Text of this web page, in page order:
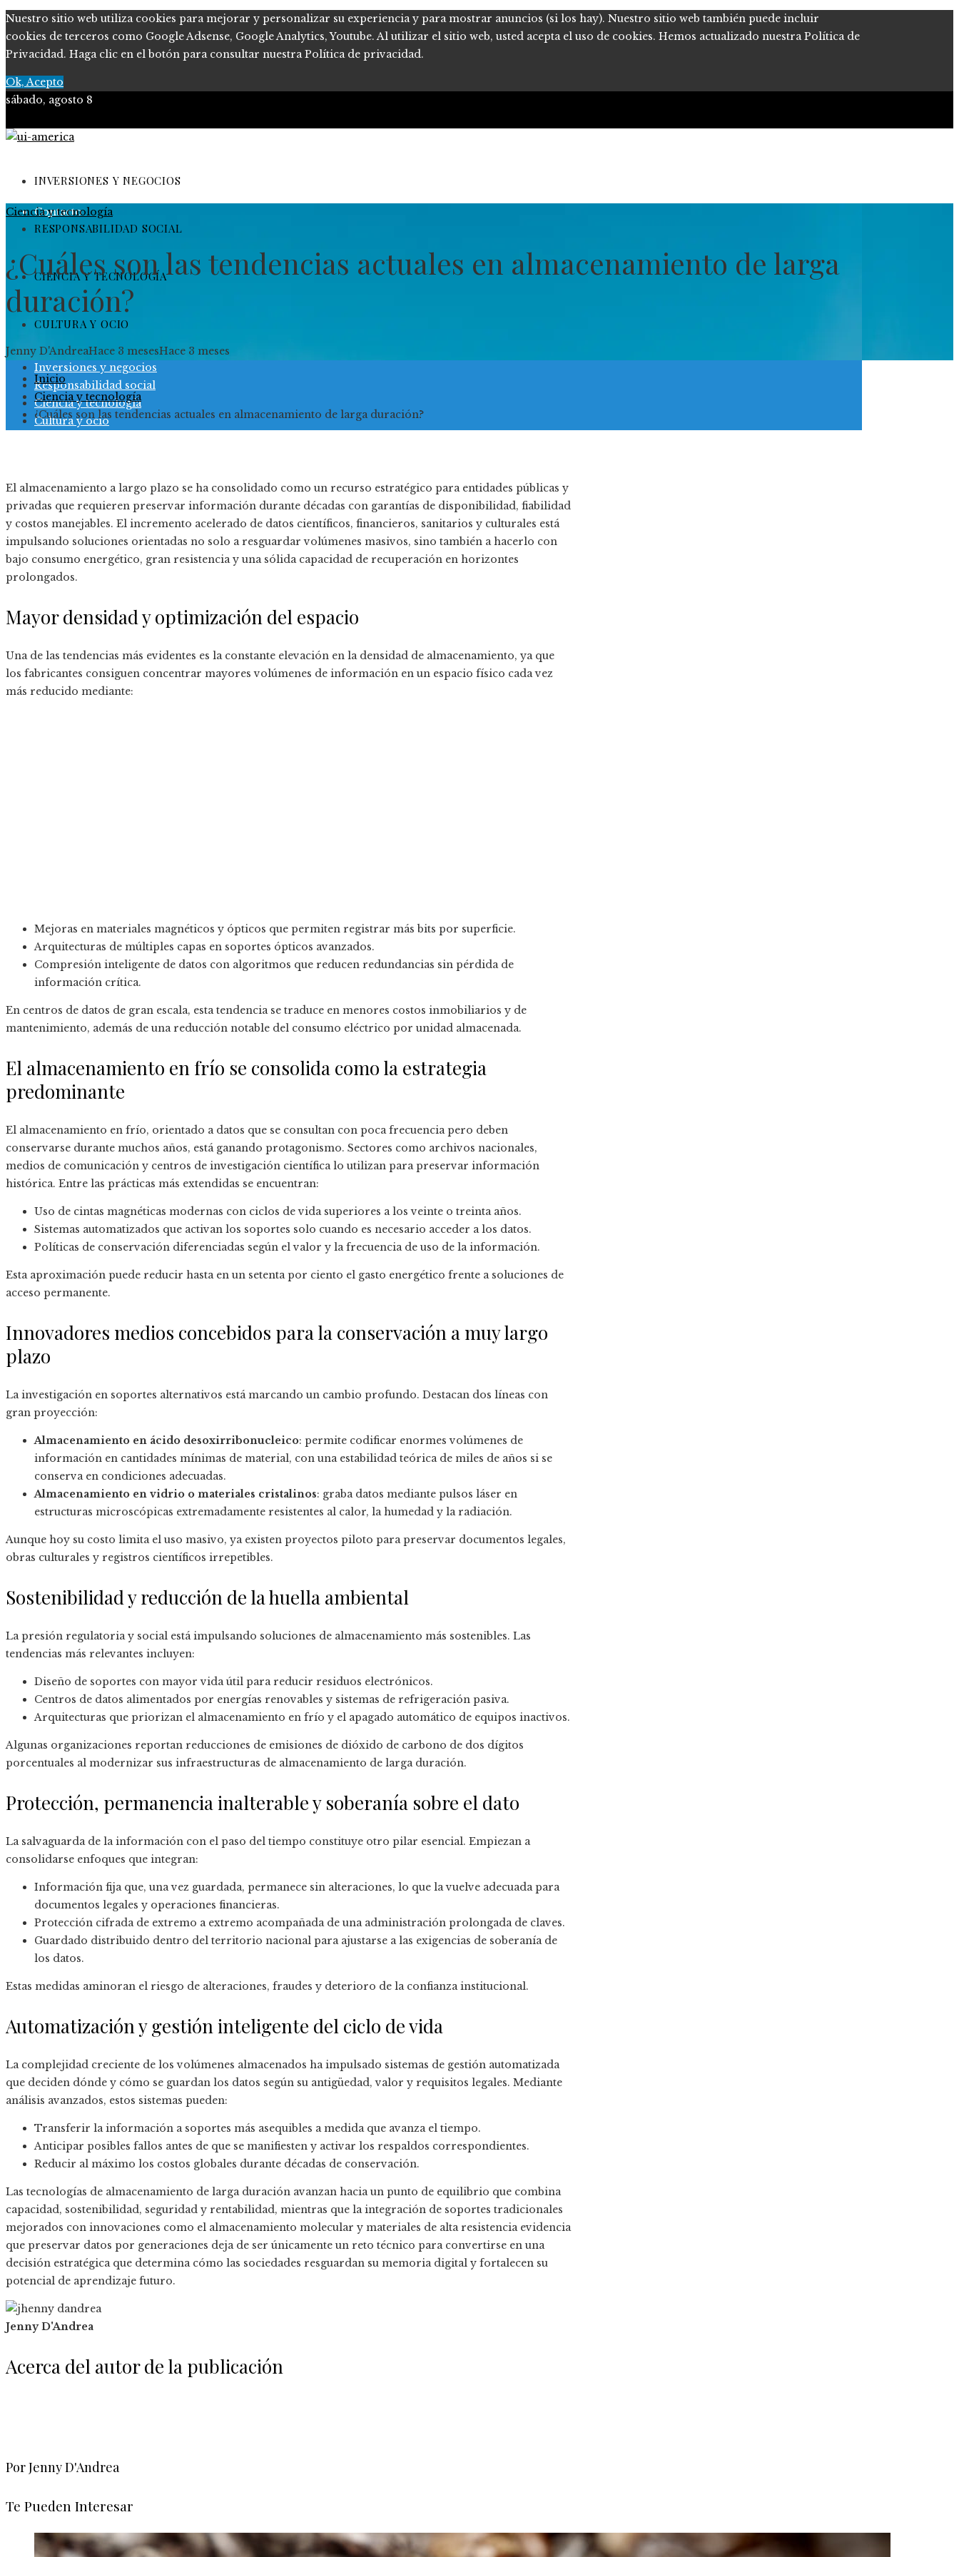
Nuestro sitio web utiliza cookies para mejorar y personalizar su experiencia y para mostrar anuncios (si los hay). Nuestro sitio web también puede incluir
cookies de terceros como Google Adsense, Google Analytics, Youtube. Al utilizar el sitio web, usted acepta el uso de cookies. Hemos actualizado nuestra Política de
Privacidad. Haga clic en el botón para consultar nuestra Política de privacidad.
Ok, Acepto
sábado, agosto 8
Quiénes somos
Políticas de Privacidad
Contacto
INVERSIONES Y NEGOCIOS
RESPONSABILIDAD SOCIAL
CIENCIA Y TECNOLOGÍA
CULTURA Y OCIO
Inversiones y negocios
Responsabilidad social
Ciencia y tecnología
Cultura y ocio
Ciencia y tecnología
¿Cuáles son las tendencias actuales en almacenamiento de larga
duración?
Jenny D'AndreaHace 3 mesesHace 3 meses
Inicio
Ciencia y tecnología
¿Cuáles son las tendencias actuales en almacenamiento de larga duración?
El almacenamiento a largo plazo se ha consolidado como un recurso estratégico para entidades públicas y
privadas que requieren preservar información durante décadas con garantías de disponibilidad, fiabilidad
y costos manejables. El incremento acelerado de datos científicos, financieros, sanitarios y culturales está
impulsando soluciones orientadas no solo a resguardar volúmenes masivos, sino también a hacerlo con
bajo consumo energético, gran resistencia y una sólida capacidad de recuperación en horizontes
prolongados.
Mayor densidad y optimización del espacio
Una de las tendencias más evidentes es la constante elevación en la densidad de almacenamiento, ya que
los fabricantes consiguen concentrar mayores volúmenes de información en un espacio físico cada vez
más reducido mediante:
Mejoras en materiales magnéticos y ópticos que permiten registrar más bits por superficie.
Arquitecturas de múltiples capas en soportes ópticos avanzados.
Compresión inteligente de datos con algoritmos que reducen redundancias sin pérdida de
información crítica.
En centros de datos de gran escala, esta tendencia se traduce en menores costos inmobiliarios y de
mantenimiento, además de una reducción notable del consumo eléctrico por unidad almacenada.
El almacenamiento en frío se consolida como la estrategia
predominante
El almacenamiento en frío, orientado a datos que se consultan con poca frecuencia pero deben
conservarse durante muchos años, está ganando protagonismo. Sectores como archivos nacionales,
medios de comunicación y centros de investigación científica lo utilizan para preservar información
histórica. Entre las prácticas más extendidas se encuentran:
Uso de cintas magnéticas modernas con ciclos de vida superiores a los veinte o treinta años.
Sistemas automatizados que activan los soportes solo cuando es necesario acceder a los datos.
Políticas de conservación diferenciadas según el valor y la frecuencia de uso de la información.
Esta aproximación puede reducir hasta en un setenta por ciento el gasto energético frente a soluciones de
acceso permanente.
Innovadores medios concebidos para la conservación a muy largo
plazo
La investigación en soportes alternativos está marcando un cambio profundo. Destacan dos líneas con
gran proyección:
Almacenamiento en ácido desoxirribonucleico: permite codificar enormes volúmenes de
información en cantidades mínimas de material, con una estabilidad teórica de miles de años si se
conserva en condiciones adecuadas.
Almacenamiento en vidrio o materiales cristalinos: graba datos mediante pulsos láser en
estructuras microscópicas extremadamente resistentes al calor, la humedad y la radiación.
Aunque hoy su costo limita el uso masivo, ya existen proyectos piloto para preservar documentos legales,
obras culturales y registros científicos irrepetibles.
Sostenibilidad y reducción de la huella ambiental
La presión regulatoria y social está impulsando soluciones de almacenamiento más sostenibles. Las
tendencias más relevantes incluyen:
Diseño de soportes con mayor vida útil para reducir residuos electrónicos.
Centros de datos alimentados por energías renovables y sistemas de refrigeración pasiva.
Arquitecturas que priorizan el almacenamiento en frío y el apagado automático de equipos inactivos.
Algunas organizaciones reportan reducciones de emisiones de dióxido de carbono de dos dígitos
porcentuales al modernizar sus infraestructuras de almacenamiento de larga duración.
Protección, permanencia inalterable y soberanía sobre el dato
La salvaguarda de la información con el paso del tiempo constituye otro pilar esencial. Empiezan a
consolidarse enfoques que integran:
Información fija que, una vez guardada, permanece sin alteraciones, lo que la vuelve adecuada para
documentos legales y operaciones financieras.
Protección cifrada de extremo a extremo acompañada de una administración prolongada de claves.
Guardado distribuido dentro del territorio nacional para ajustarse a las exigencias de soberanía de
los datos.
Estas medidas aminoran el riesgo de alteraciones, fraudes y deterioro de la confianza institucional.
Automatización y gestión inteligente del ciclo de vida
La complejidad creciente de los volúmenes almacenados ha impulsado sistemas de gestión automatizada
que deciden dónde y cómo se guardan los datos según su antigüedad, valor y requisitos legales. Mediante
análisis avanzados, estos sistemas pueden:
Transferir la información a soportes más asequibles a medida que avanza el tiempo.
Anticipar posibles fallos antes de que se manifiesten y activar los respaldos correspondientes.
Reducir al máximo los costos globales durante décadas de conservación.
Las tecnologías de almacenamiento de larga duración avanzan hacia un punto de equilibrio que combina
capacidad, sostenibilidad, seguridad y rentabilidad, mientras que la integración de soportes tradicionales
mejorados con innovaciones como el almacenamiento molecular y materiales de alta resistencia evidencia
que preservar datos por generaciones deja de ser únicamente un reto técnico para convertirse en una
decisión estratégica que determina cómo las sociedades resguardan su memoria digital y fortalecen su
potencial de aprendizaje futuro.
Jenny D'Andrea
Acerca del autor de la publicación
Por Jenny D'Andrea
Te Pueden Interesar